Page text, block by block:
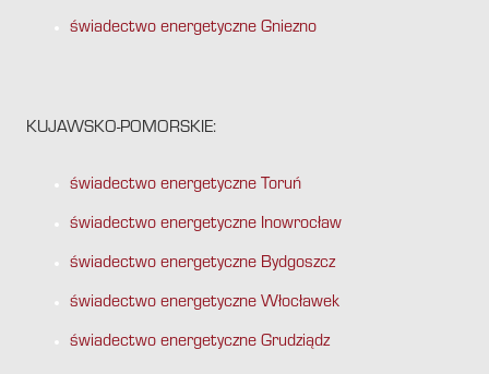
świadectwo energetyczne Gniezno
KUJAWSKO-POMORSKIE:
świadectwo energetyczne Toruń
świadectwo energetyczne Inowrocław
świadectwo energetyczne Bydgoszcz
świadectwo energetyczne Włocławek
świadectwo energetyczne Grudziądz